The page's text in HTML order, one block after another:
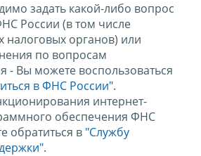
задать какой-либо вопрос
России (в том числе
налоговых органов) или
по вопросам
- Вы можете воспользоваться
в ФНС России".
интернет-
обеспечения ФНС
обратиться в "Службу